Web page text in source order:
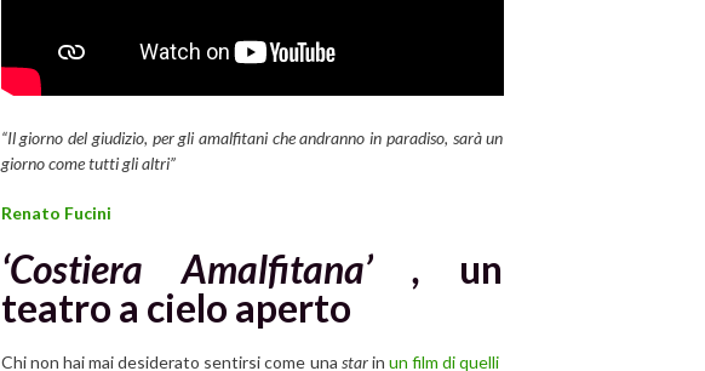
“Il giorno del giudizio, per gli amalfitani che andranno in paradiso, sarà un
giorno come tutti gli altri”
Renato Fucini
‘Costiera Amalfitana’ , un
teatro a cielo aperto
Chi non hai mai desiderato sentirsi come una starin un film di quelli